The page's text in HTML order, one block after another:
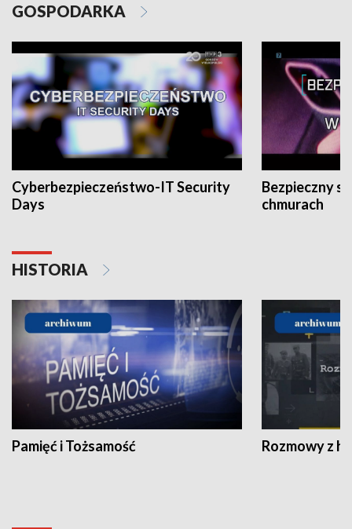
GOSPODARKA
Cyberbezpieczeństwo-IT Security
Days
Bezpieczny
chmurach
HISTORIA
Pamięć i Tożsamość Rozmowy z